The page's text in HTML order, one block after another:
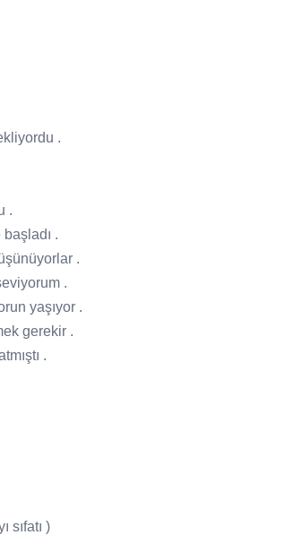
.
.
.
.
.
yaşıyor .
gerekir .
.
sıfatı )